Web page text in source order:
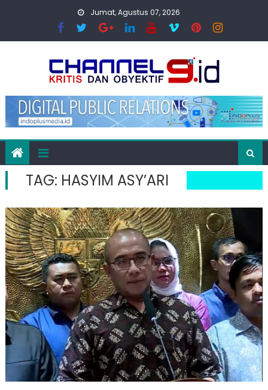
Jumat, Agustus 07, 2026
TAG: HASYIM ASY’ARI